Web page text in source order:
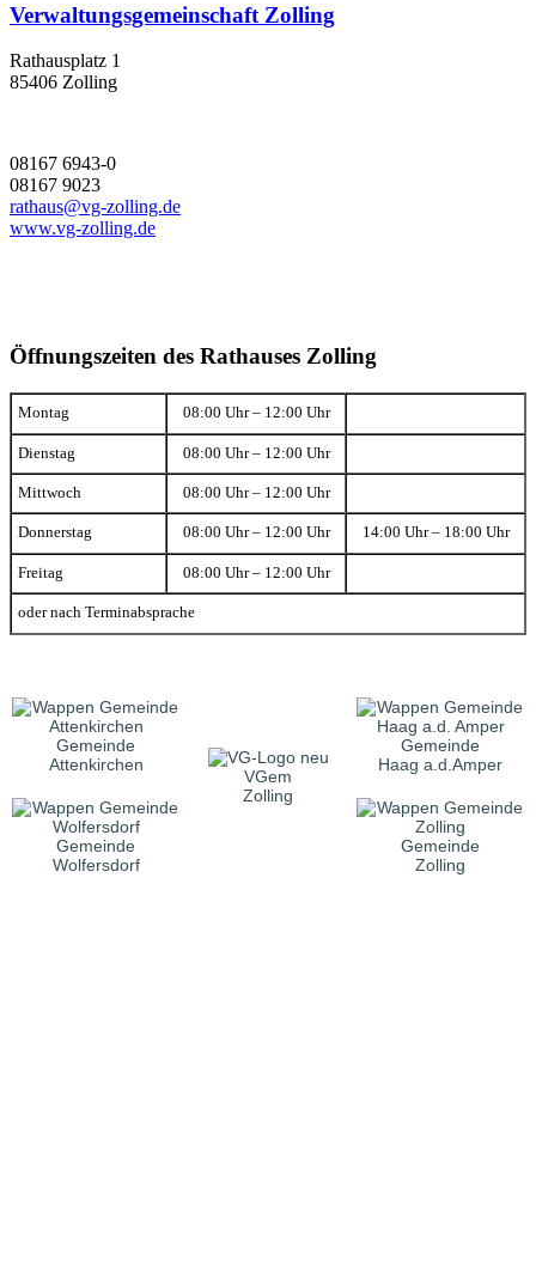
Verwaltungsgemeinschaft Zolling
Rathausplatz 1
85406 Zolling
08167 6943-0
08167 9023
rathaus@vg-zolling.de
www.vg-zolling.de
Öffnungszeiten des Rathauses Zolling
Montag 08:00 Uhr – 12:00 Uhr
Dienstag 08:00 Uhr – 12:00 Uhr
Mittwoch 08:00 Uhr – 12:00 Uhr
Donnerstag 08:00 Uhr – 12:00 Uhr 14:00 Uhr – 18:00 Uhr
Freitag 08:00 Uhr – 12:00 Uhr
oder nach Terminabsprache
Gemeinde
Attenkirchen
VGem
Zolling
Gemeinde
Haag a.d.Amper
Gemeinde
Wolfersdorf
Gemeinde
Zolling